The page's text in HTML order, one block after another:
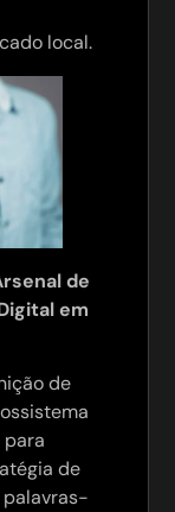
local.
de
em
de
de
palavras-